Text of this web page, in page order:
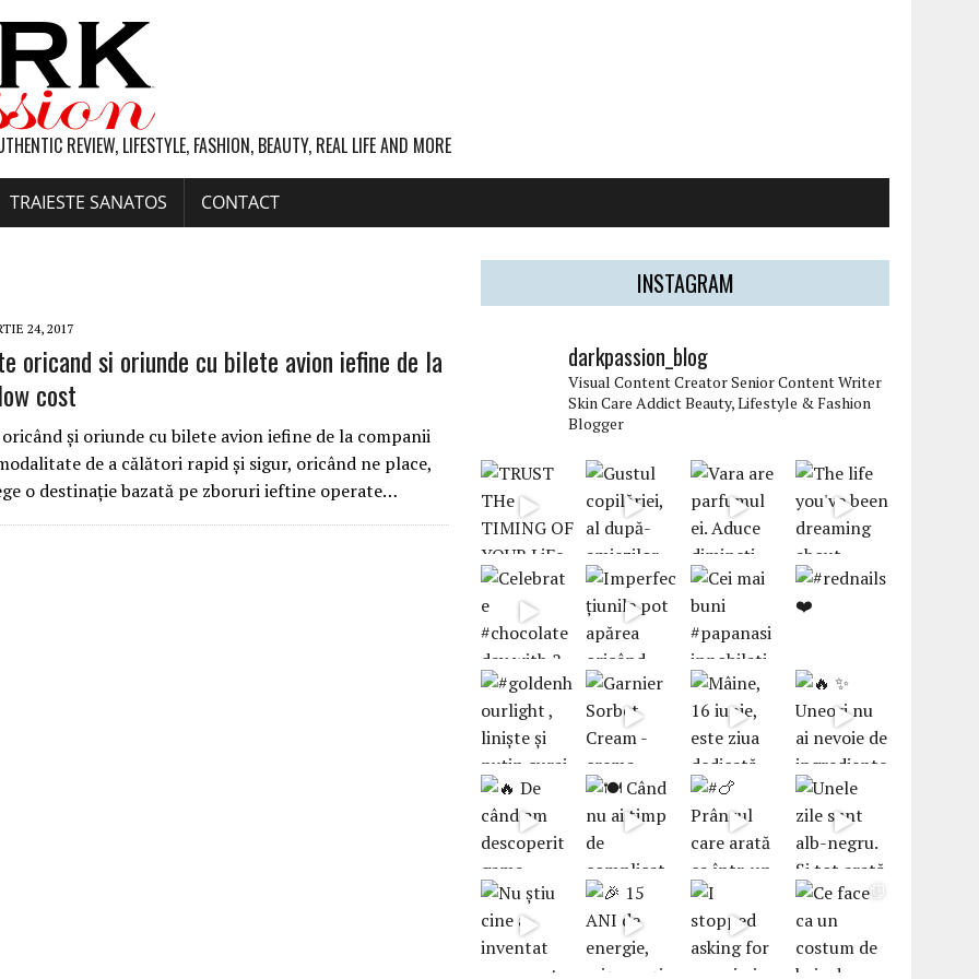
REVIEW, LIFESTYLE, FASHION, BEAUTY, REAL LIFE AND MORE
TRAIESTE SANATOS CONTACT
24, 2017
oricand si oriunde cu bilete avion iefine de la
cost
şi oriunde cu bilete avion iefine de la companii
de a călători rapid şi sigur, oricând ne place,
o destinaţie bazată pe zboruri ieftine operate…
INSTAGRAM
darkpassion_blog
Visual Content CreatorSenior Content Writer
Skin Care AddictBeauty, Lifestyle & Fashion
Blogger